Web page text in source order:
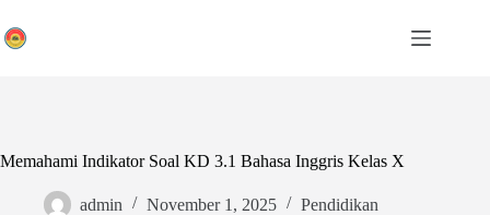
to
content
Memahami Indikator Soal KD 3.1 Bahasa Inggris Kelas X
admin November 1, 2025 Pendidikan